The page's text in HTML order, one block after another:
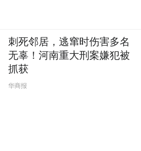
刺死邻居，逃窜时伤害多名
无辜！河南重大刑案嫌犯被
抓获
华商报